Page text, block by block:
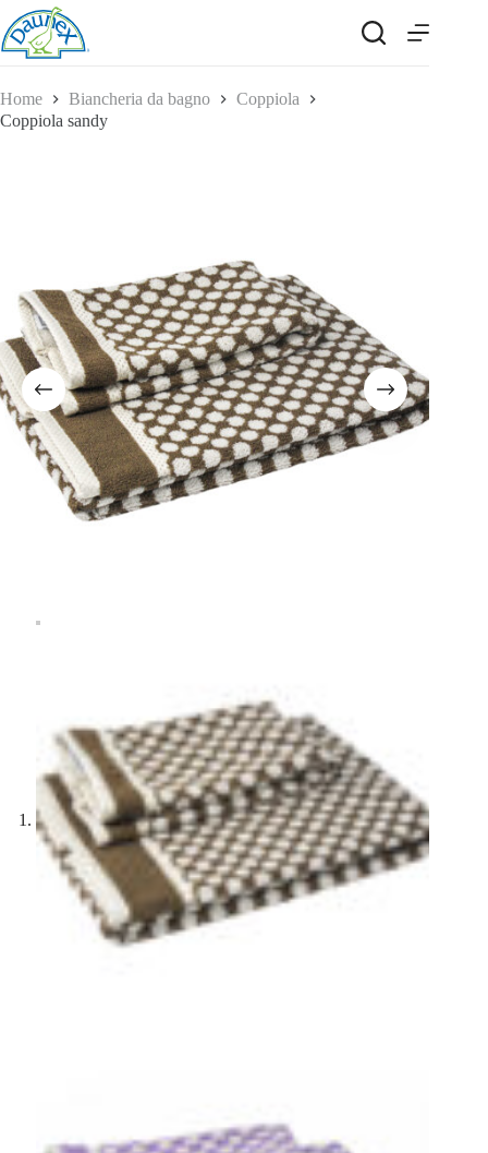
Salta
al
contenuto
Home Biancheria da bagno
Coppiola
Coppiola sandy